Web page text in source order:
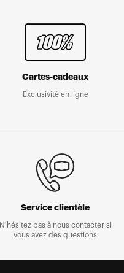
Cartes-cadeaux
Exclusivité en ligne
Service clientèle
N'hésitez pas à nous contacter si
vous avez des questions